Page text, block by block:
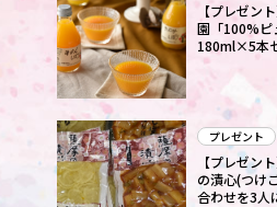
【プレゼン
園「100%ピ
180ml×5本
プレゼント
【プレゼン
の漬心(つけ
合わせを3人